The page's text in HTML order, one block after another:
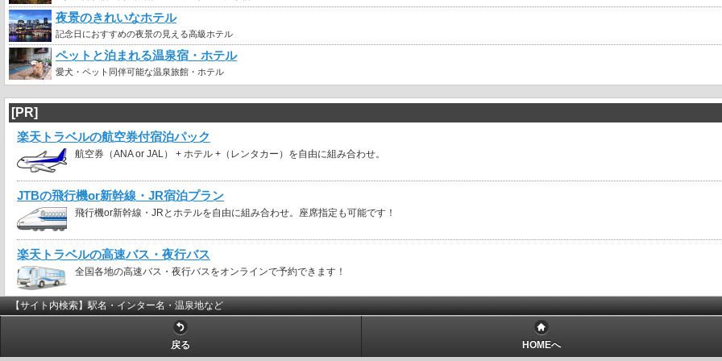
夜景のきれいなホテル
記念日におすすめの夜景の見える高級ホテル
ペットと泊まれる温泉宿・ホテル
愛犬・ペット同伴可能な温泉旅館・ホテル
[PR]
楽天トラベルの航空券付宿泊パック
航空券（ANA or JAL） + ホテル +（レンタカー）を自由に組み合わせ。
JTBの飛行機or新幹線・JR宿泊プラン
飛行機or新幹線・JRとホテルを自由に組み合わせ。座席指定も可能です！
楽天トラベルの高速バス・夜行バス
全国各地の高速バス・夜行バスをオンラインで予約できます！
【サイト内検索】駅名・インター名・温泉地など
戻る HOMEへ